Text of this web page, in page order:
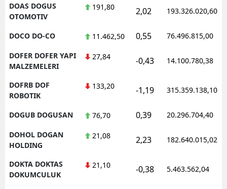
DOAS DOGUS
OTOMOTIV
191,80 2,02 193.326.020,60
DOCO DO-CO 11.462,50 0,55 76.496.815,00
DOFER DOFER YAPI
MALZEMELERI
27,84 -0,43 14.100.780,38
DOFRB DOF
ROBOTIK
133,20 -1,19 315.359.138,10
DOGUB DOGUSAN 76,70 0,39 20.296.704,40
DOHOL DOGAN
HOLDING
21,08 2,23 182.640.015,02
DOKTA DOKTAS
DOKUMCULUK
21,10 -0,38 5.463.562,04